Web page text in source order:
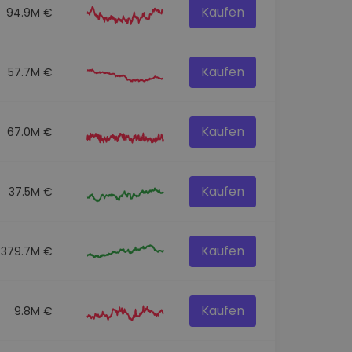
94.9M € Kaufen
57.7M € Kaufen
67.0M € Kaufen
37.5M € Kaufen
379.7M € Kaufen
9.8M € Kaufen